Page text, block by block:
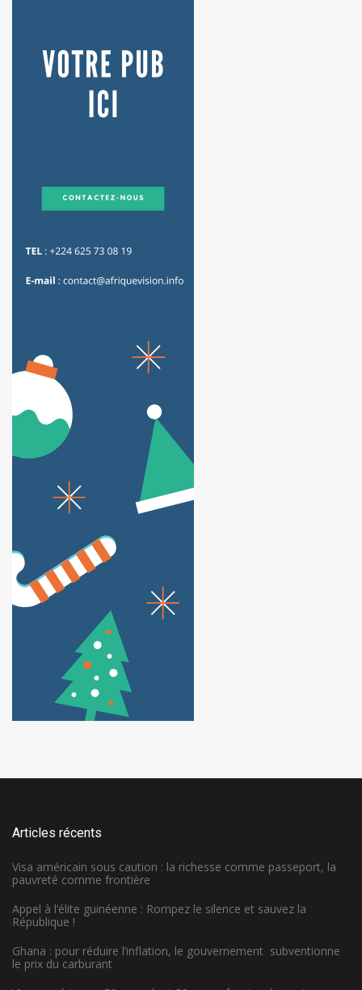
Articles récents
Visa américain sous caution : la richesse comme passeport, la
pauvreté comme frontière
Appel à l’élite guinéenne : Rompez le silence et sauvez la
République !
Ghana : pour réduire l’inflation, le gouvernement subventionne
le prix du carburant